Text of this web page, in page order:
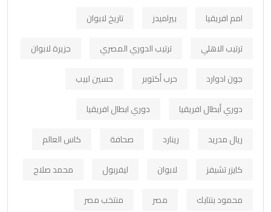
امم افريقيا
بيراميدز
تاريخ لابوان
ترتيب الاهلي
ترتيب الدوري المصري
جزيرة لابوان
جون ادوارد
حرب أكتوبر
حسين لبيب
دوري أبطال افريقيا
دوري ابطال افريقيا
ريال مدريد
رينارد صحافة
كاس العالم
كايزر تشيفز
لابوان ليفربول
محمد صلاح
محمود بنتايك
مصر
منتخب مصر